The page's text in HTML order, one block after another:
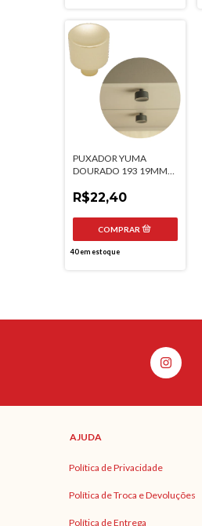
PUXADOR YUMA
DOURADO 193 19MM
R$22,40
40em estoque
AJUDA
Política de Privacidade
Política de Troca e Devoluções
Política de Entrega